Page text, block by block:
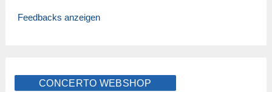
Feedbacks anzeigen
CONCERTO WEBSHOP